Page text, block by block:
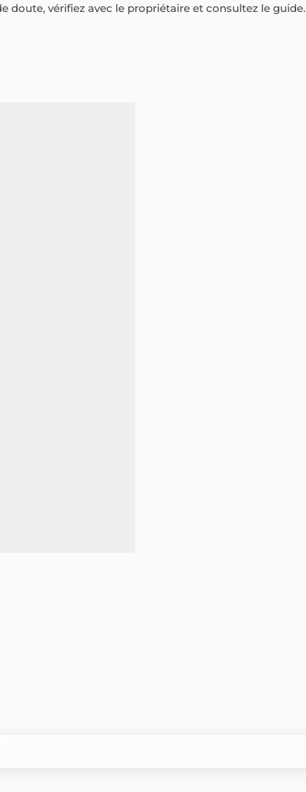
doute, vérifiez avec le propriétaire et consultez le guide.